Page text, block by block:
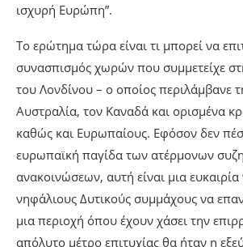
ισχυρή Ευρώπη”.
Το ερώτημα τώρα είναι τι μπορεί να
συνασπισμός χωρών που συμμετείχε
του Λονδίνου – ο οποίος περιλάμβανε
Αυστραλία, τον Καναδά και ορισμένα
καθώς και Ευρωπαίους. Εφόσον δεν
ευρωπαϊκή παγίδα των ατέρμονων
ανακοινώσεων, αυτή είναι μια ευκαιρία
νηφάλιους Δυτικούς συμμάχους να
μια περιοχή όπου έχουν χάσει την
απόλυτο μέτρο επιτυχίας θα ήταν η